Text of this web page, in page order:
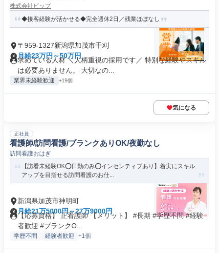
株式会社ビップ
◆接客経験が活かせる◆完全週休2日／残業ほぼなし
〒959-1327新潟県加茂市千刈
月給23万円～50万円
求めている人材 ＼人柄重視の採用です／ 特別な経験やスキル
は必要ありません。 大切なの...
業界未経験歓迎 +19個
気になる
正社員
看護師/訪問看護/ブランクありOK/夜勤なし
訪問看護おはぎ
【訪看未経験OK⭕日勤のみ⭕インセンティブあり】着実にスキル
アップを目指せる訪問看護のお仕...
新潟県加茂市神明町
月給21万5000円～27万9000円
【応募資格】 正看護師 【メリット】 #長期 #学歴不問 #経験
者歓迎 #ブランクO...
学歴不問 経験者歓迎 +1個